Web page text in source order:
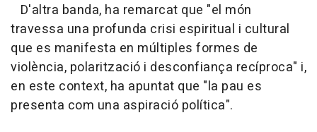
D'altra banda, ha remarcat que "el món
travessa una profunda crisi espiritual i cultural
que es manifesta en múltiples formes de
violència, polarització i desconfiança recíproca" i,
en este context, ha apuntat que "la pau es
presenta com una aspiració política".